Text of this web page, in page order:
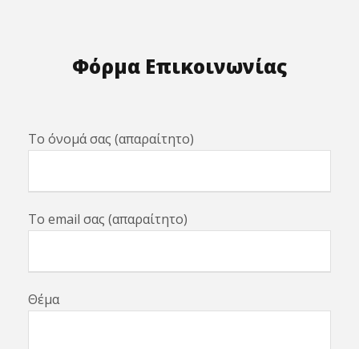
Φόρμα Επικοινωνίας
Το όνομά σας (απαραίτητο)
Το email σας (απαραίτητο)
Θέμα